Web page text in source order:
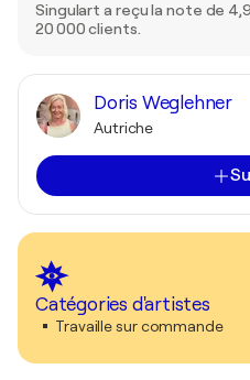
Singulart a reçu la note de
20 000 clients.
Doris Weglehner
Autriche
Catégories d'artistes
Travaille sur commande